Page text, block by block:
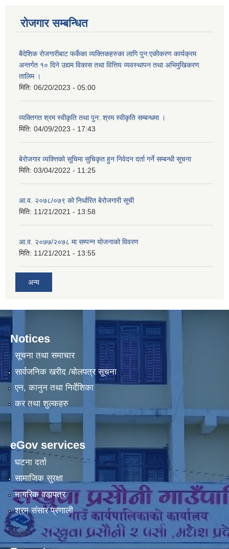
रोजगार सम्बन्धित
बैदेशिक रोजगारीबाट फर्केका व्यक्तिकहरुका लागि पुन:एकीकरण कार्यक्रम
अन्तर्गत १० दिने उद्यम विकास तथा वित्तिय व्यवस्थापन तथा अभिमुखिकरण
तालिम ।
मिति: 06/20/2023 - 05:00
व्यक्तिगत श्रम स्वीकृति तथा पुन: श्रम स्वीकृति सम्बन्धमा ।
मिति: 04/09/2023 - 17:43
बेरोजगार व्यक्त्तिको सूचिमा सुचिकृत हुन निवेदन दर्ता गर्ने सम्बन्धी सूचना
मिति: 03/04/2022 - 11:25
आ.व. २०७८/०७९ को निर्धारित बेरोजगारी सूची
मिति: 11/21/2021 - 13:58
आ.व. २०७७/२०७८ मा सम्पन्न योजनाको विवरण
मिति: 11/21/2021 - 13:55
अन्य
Notices
सूचना तथा समाचार
सार्वजनिक खरीद /बोलपत्र सूचना
एन, कानुन तथा निर्देशिका
कर तथा शुल्कहरु
eGov services
घटना दर्ता
सामाजिक सुरक्षा
नागरिक वडापत्र
श्रम संसार प्रणाली